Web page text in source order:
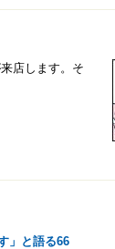
店します。そ
」と語る66